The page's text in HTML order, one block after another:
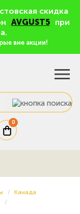
скидка
AVGUST5
при
вне акции!
0
Канада